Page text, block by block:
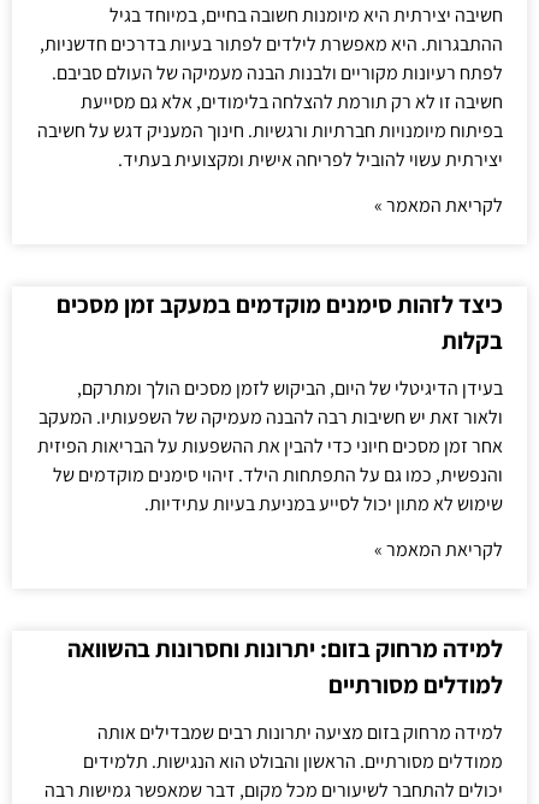
חשיבה יצירתית היא מיומנות חשובה בחיים, במיוחד בגיל
ההתבגרות. היא מאפשרת לילדים לפתור בעיות בדרכים חדשניות,
לפתח רעיונות מקוריים ולבנות הבנה מעמיקה של העולם סביבם.
חשיבה זו לא רק תורמת להצלחה בלימודים, אלא גם מסייעת
בפיתוח מיומנויות חברתיות ורגשיות. חינוך המעניק דגש על חשיבה
יצירתית עשוי להוביל לפריחה אישית ומקצועית בעתיד.
לקריאת המאמר »
כיצד לזהות סימנים מוקדמים במעקב זמן מסכים
בקלות
בעידן הדיגיטלי של היום, הביקוש לזמן מסכים הולך ומתרקם,
ולאור זאת יש חשיבות רבה להבנה מעמיקה של השפעותיו. המעקב
אחר זמן מסכים חיוני כדי להבין את ההשפעות על הבריאות הפיזית
והנפשית, כמו גם על התפתחות הילד. זיהוי סימנים מוקדמים של
שימוש לא מתון יכול לסייע במניעת בעיות עתידיות.
לקריאת המאמר »
למידה מרחוק בזום: יתרונות וחסרונות בהשוואה
למודלים מסורתיים
למידה מרחוק בזום מציעה יתרונות רבים שמבדילים אותה
ממודלים מסורתיים. הראשון והבולט הוא הנגישות. תלמידים
יכולים להתחבר לשיעורים מכל מקום, דבר שמאפשר גמישות רבה